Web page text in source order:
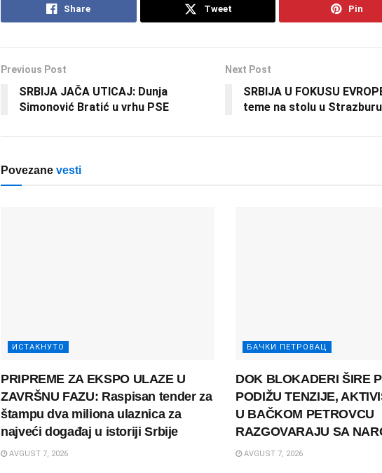
Share Tweet Pin
Previous Post
SRBIJA JAČA UTICAJ: Dunja
Simonović Bratić u vrhu PSE
Next Post
SRBIJA U FOKUSU
teme na stolu u Strazburu
Povezane vesti
ИСТАКНУТО
PRIPREME ZA EKSPO ULAZE U
ZAVRŠNU FAZU: Raspisan tender za
štampu dva miliona ulaznica za
najveći događaj u istoriji Srbije
AVGUST 7, 2026
БАЧКИ ПЕТРОВАЦ
DOK BLOKADERI ŠIRE
PODIŽU TENZIJE,
U BAČKOM PETROVCU
RAZGOVARAJU SA
AVGUST 7, 2026